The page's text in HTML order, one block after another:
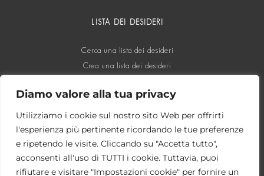
Diamo valore alla tua privacy
Utilizziamo i cookie sul nostro sito Web per offrirti
l'esperienza più pertinente ricordando le tue preferenze
e ripetendo le visite. Cliccando su "Accetta tutto",
acconsenti all'uso di TUTTI i cookie. Tuttavia, puoi
rifiutare e visitare "Impostazioni cookie" per fornire un
LISTA DEI DESIDERI
Cerca una lista dei desideri
Crea una lista dei desideri
SOCIAL